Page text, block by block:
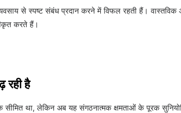
से स्पष्ट संबंध प्रदान करने में विफल रहती हैं।
करते हैं।
रही है
था, लेकिन अब यह संगठनात्मक क्षमताओं के पूरक